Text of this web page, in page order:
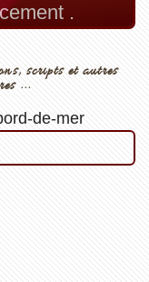
.
scripts et autres
...
de-mer